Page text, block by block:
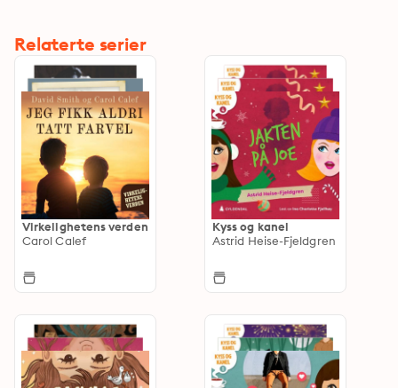
Relaterte serier
Virkelighetens verden
Carol Calef
Kyss og kanel
Astrid Heise-Fjeldgren